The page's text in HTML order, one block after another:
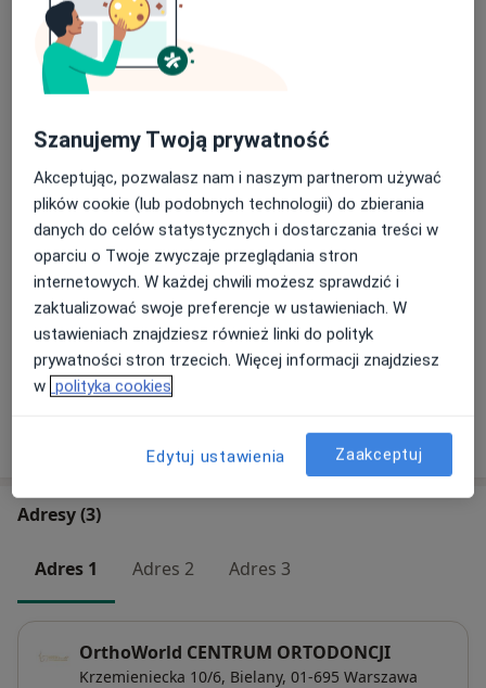
Kontrola aparatu stałego
Od 250 zł Szczegóły
Kontrola aparatu zdejmowanego
Od 300 zł Szczegóły
Ortodoncja
350 zł Szczegóły Umów wizytę
Ortodoncja dzieci i dorosłych
Szczegóły Umów wizytę
+ 2 usługi
W jaki sposób ustalane są ceny?
Adresy (3)
Adres 1 Adres 2 Adres 3
OrthoWorld CENTRUM ORTODONCJI
Krzemieniecka 10/6, Bielany, 01-695 Warszawa
Szanujemy Twoją prywatność
Akceptując, pozwalasz nam i naszym partnerom używać
plików cookie (lub podobnych technologii) do zbierania
danych do celów statystycznych i dostarczania treści w
oparciu o Twoje zwyczaje przeglądania stron
internetowych. W każdej chwili możesz sprawdzić i
zaktualizować swoje preferencje w ustawieniach. W
ustawieniach znajdziesz również linki do polityk
prywatności stron trzecich. Więcej informacji znajdziesz
w polityka cookies
Edytuj ustawienia Zaakceptuj